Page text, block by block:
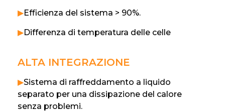
▶Efficienza del sistema > 90%.
▶Differenza di temperatura delle celle
ALTA INTEGRAZIONE
▶Sistema di raffreddamento a liquido
separato per una dissipazione del calore
senza problemi.